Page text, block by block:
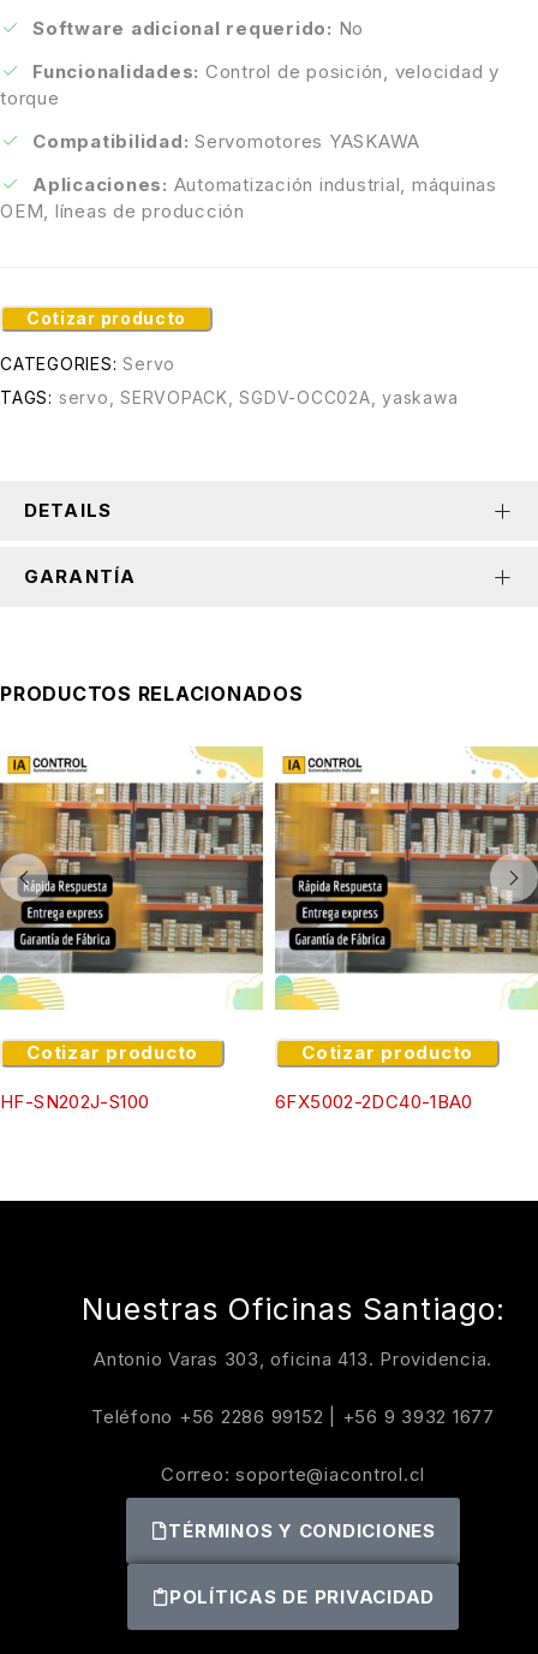
Software adicional requerido: No
Funcionalidades: Control de posición, velocidad y
torque
Compatibilidad: Servomotores YASKAWA
Aplicaciones: Automatización industrial, máquinas
OEM, líneas de producción
Cotizar producto
CATEGORIES: Servo
TAGS: servo SERVOPACK ,SGDV-OCC02A yaskawa
DETAILS
GARANTÍA
PRODUCTOS RELACIONADOS
Cotizar producto
HF-SN202J-S100
Cotizar producto
6FX5002-2DC40-1BA0
Nuestras Oficinas Santiago:
Antonio Varas 303, oficina 413. Providencia.
Teléfono +56 2286 99152 +56 9 3932 1677
Correo: soporte@iacontrol.cl
TÉRMINOS Y CONDICIONES
POLÍTICAS DE PRIVACIDAD